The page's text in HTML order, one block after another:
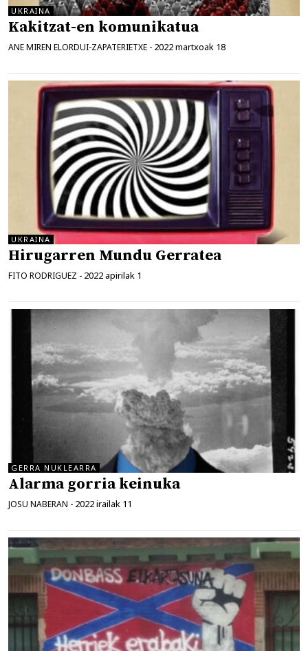
UKRAINA
Kakitzat-en komunikatua
ANE MIREN ELORDUI-ZAPATERIETXE - 2022 martxoak 18
UKRAINA
Hirugarren Mundu Gerratea
FITO RODRIGUEZ - 2022 apirilak 1
GERRA NUKLEARRA
Alarma gorria keinuka
JOSU NABERAN - 2022 irailak 11